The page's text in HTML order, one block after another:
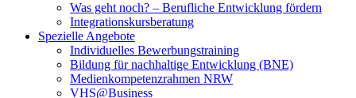
Was geht noch? – Berufliche Entwicklung fördern
Integrationskursberatung
Spezielle Angebote
Individuelles Bewerbungstraining
Bildung für nachhaltige Entwicklung (BNE)
Medienkompetenzrahmen NRW
VHS@Business